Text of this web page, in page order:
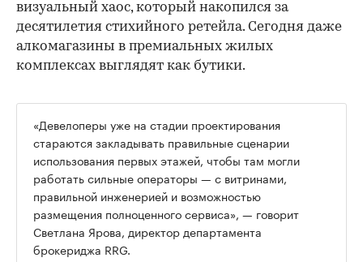
визуальный хаос, который накопился за
десятилетия стихийного ретейла. Сегодня даже
алкомагазины в премиальных жилых
комплексах выглядят как бутики.
00:00
«Девелоперы уже на стадии проектирования
стараются закладывать правильные сценарии
использования первых этажей, чтобы там могли
работать сильные операторы — с витринами,
правильной инженерией и возможностью
размещения полноценного сервиса», — говорит
Светлана Ярова, директор департамента
брокериджа RRG.